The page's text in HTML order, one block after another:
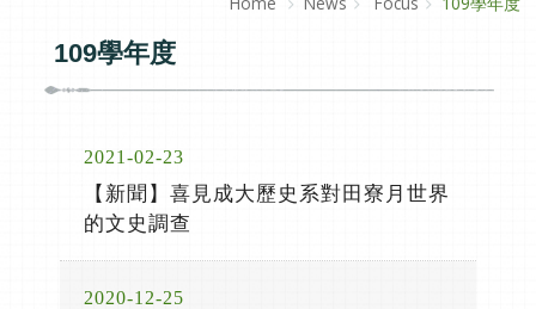
109學年度
2021-02-23
【新聞】喜見成大歷史系對田寮月世界
的文史調查
2020-12-25